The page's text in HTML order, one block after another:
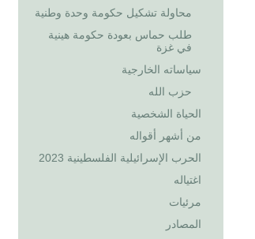
محاولة تشكيل حكومة وحدة وطنية
طلب حماس بعودة حكومة هينية
في غزة
سياساته الخارجية
حزب الله
الحياة الشخصية
من أشهر أقواله
الحرب الإسرائيلية الفلسطينية 2023
اغتياله
مرئيات
المصادر